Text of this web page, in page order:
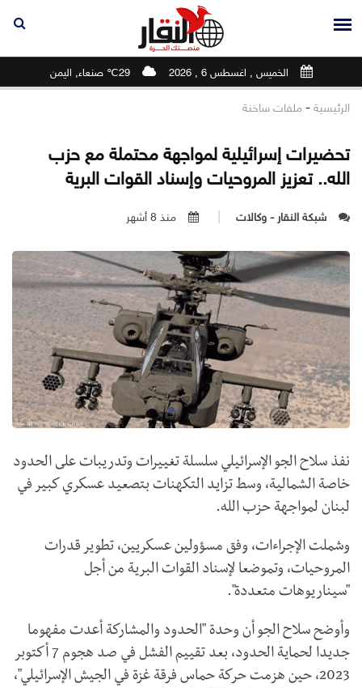
الخميس , اغسطس 6 , 2026 29℃ صنعاء, اليمن
الرئيسية - ملفات ساخنة
تحضيرات إسرائيلية لمواجهة محتملة مع حزب
الله.. تعزيز المروحيات وإسناد القوات البرية
شبكة النقار - وكالات منذ 8 أشهر
نفذ سلاح الجو الإسرائيلي سلسلة تغييرات وتدريبات على الحدود
خاصة الشمالية، وسط تزايد التكهنات بتصعيد عسكري كبير في
لبنان لمواجهة حزب الله.
وشملت الإجراءات، وفق مسؤولين عسكريين، تطوير قدرات
المروحيات، وتموضعا لإسناد القوات البرية من أجل
"سيناريوهات متعددة".
وأوضح سلاح الجو أن وحدة "الحدود والمشاركة أعدت مفهوما
جديدا لحماية الحدود، بعد تقييم الفشل في صد هجوم 7 أكتوبر
2023، حين هزمت حركة حماس فرقة غزة في الجيش الإسرائيلي"،